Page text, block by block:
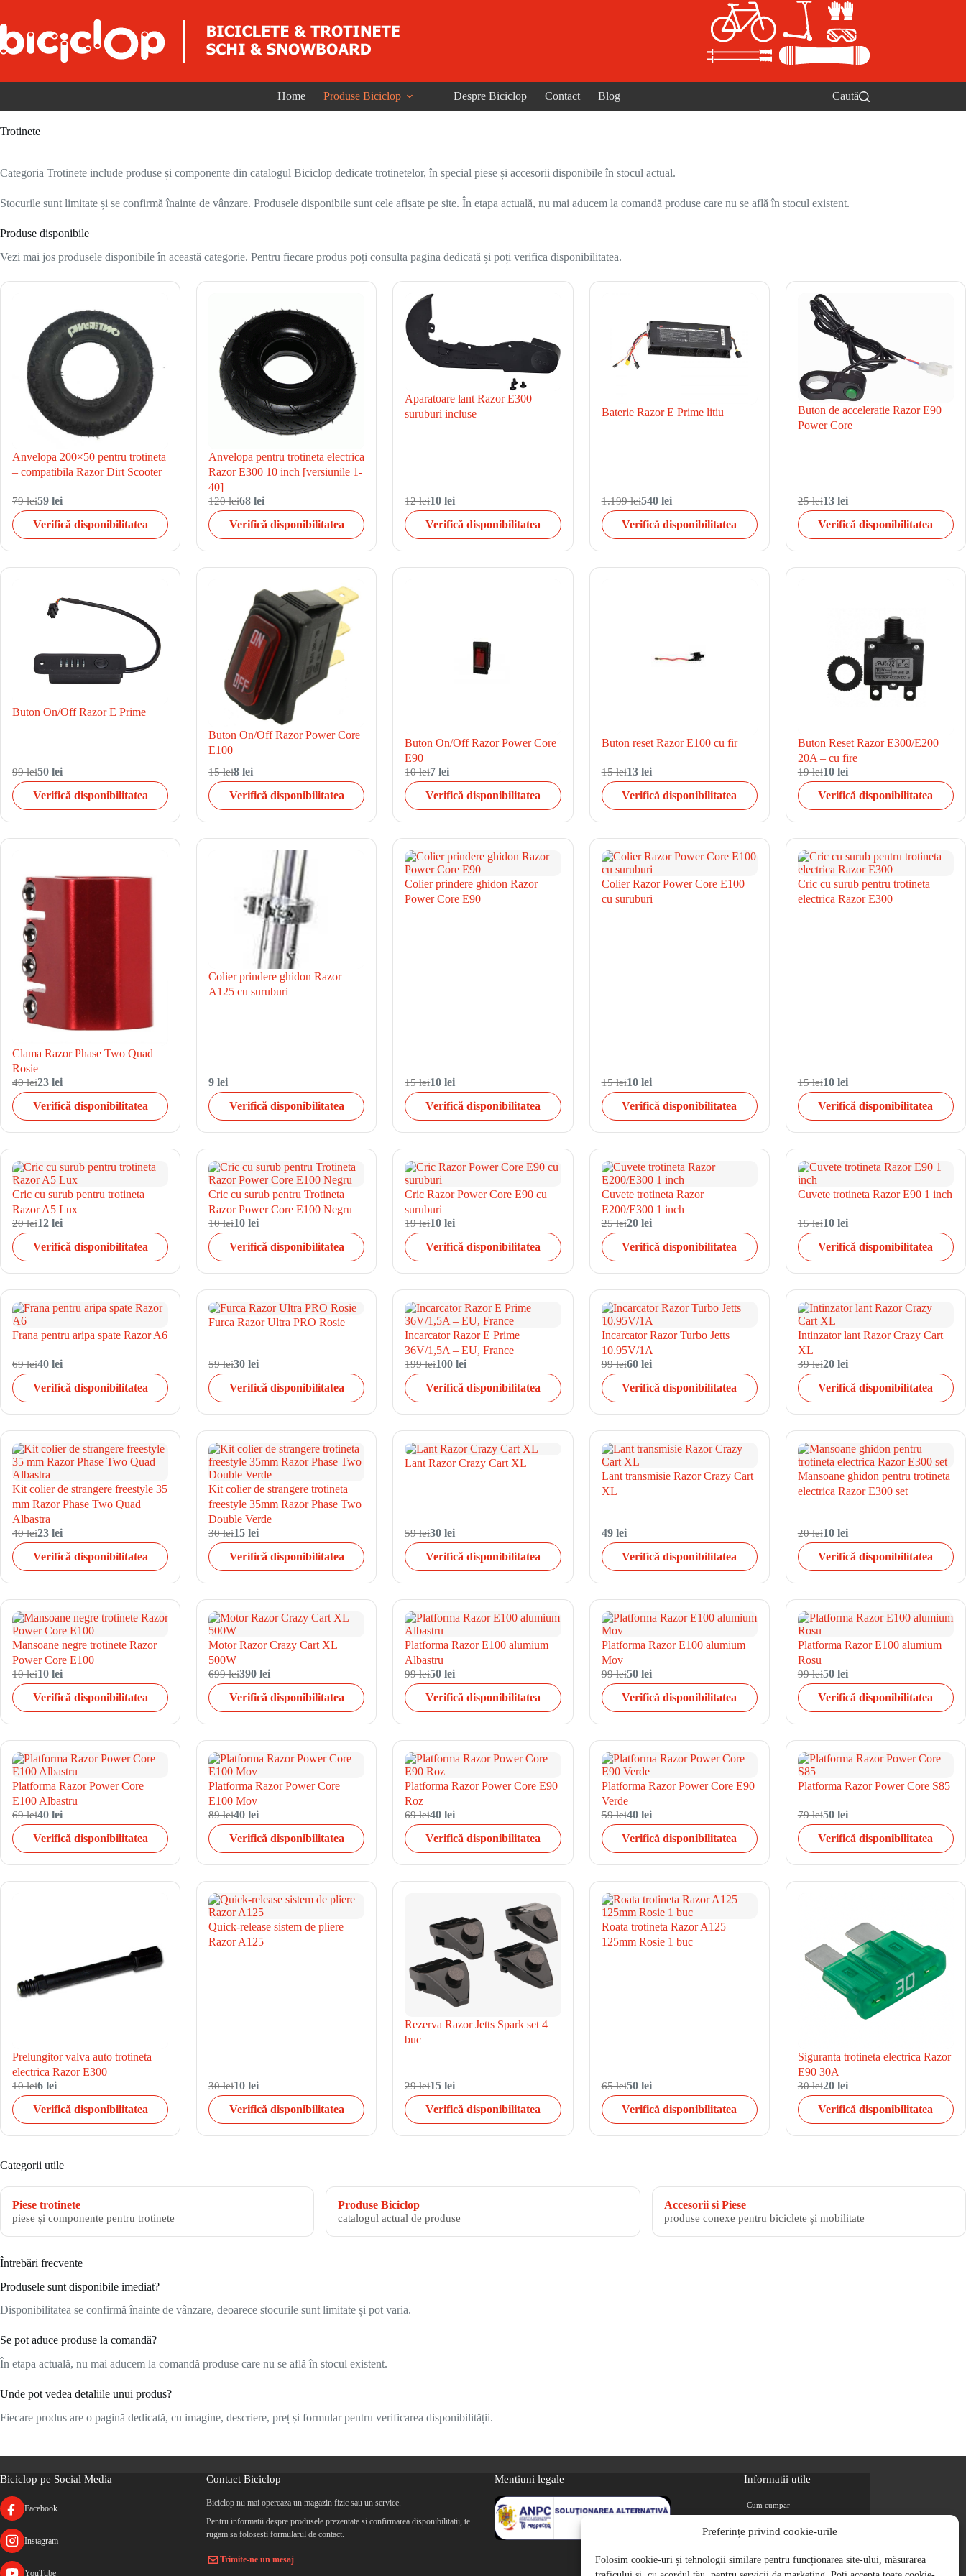
Preferințe privind cookie-urile
Folosim cookie-uri și tehnologii similare pentru funcționarea site-ului, măsurarea
Home Produse Biciclop Despre Biciclop Contact Blog Caută
Trotinete
Categoria Trotinete include produse și componente din catalogul Biciclop dedicate trotinetelor, în special piese și accesorii disponibile în stocul actual.
Stocurile sunt limitate și se confirmă înainte de vânzare. Produsele disponibile sunt cele afișate pe site. În etapa actuală, nu mai aducem la comandă produse care nu se află în stocul existent.
Produse disponibile
Vezi mai jos produsele disponibile în această categorie. Pentru fiecare produs poți consulta pagina dedicată și poți verifica disponibilitatea.
Anvelopa 200×50 pentru trotineta
– compatibila Razor Dirt Scooter
79 lei59 lei
Verifică disponibilitatea
Anvelopa pentru trotineta electrica
Razor E300 10 inch [versiunile 1-
40]
120 lei68 lei
Verifică disponibilitatea
Aparatoare lant Razor E300 –
suruburi incluse
12 lei10 lei
Verifică disponibilitatea
Baterie Razor E Prime litiu
1.199 lei540 lei
Verifică disponibilitatea
Buton de acceleratie Razor E90
Power Core
25 lei13 lei
Verifică disponibilitatea
Buton On/Off Razor E Prime
99 lei50 lei
Verifică disponibilitatea
Buton On/Off Razor Power Core
E100
15 lei8 lei
Verifică disponibilitatea
Buton On/Off Razor Power Core
E90
10 lei7 lei
Verifică disponibilitatea
Buton reset Razor E100 cu fir
15 lei13 lei
Verifică disponibilitatea
Buton Reset Razor E300/E200
20A – cu fire
19 lei10 lei
Verifică disponibilitatea
Clama Razor Phase Two Quad
Rosie
40 lei23 lei
Verifică disponibilitatea
Colier prindere ghidon Razor
A125 cu suruburi
9 lei
Verifică disponibilitatea
Colier prindere ghidon Razor
Power Core E90
15 lei10 lei
Verifică disponibilitatea
Colier Razor Power Core E100
cu suruburi
15 lei10 lei
Verifică disponibilitatea
Cric cu surub pentru trotineta
electrica Razor E300
15 lei10 lei
Verifică disponibilitatea
Cric cu surub pentru trotineta
Razor A5 Lux
20 lei12 lei
Verifică disponibilitatea
Cric cu surub pentru Trotineta
Razor Power Core E100 Negru
10 lei10 lei
Verifică disponibilitatea
Cric Razor Power Core E90 cu
suruburi
19 lei10 lei
Verifică disponibilitatea
Cuvete trotineta Razor
E200/E300 1 inch
25 lei20 lei
Verifică disponibilitatea
Cuvete trotineta Razor E90 1 inch
15 lei10 lei
Verifică disponibilitatea
Frana pentru aripa spate Razor A6
69 lei40 lei
Verifică disponibilitatea
Furca Razor Ultra PRO Rosie
59 lei30 lei
Verifică disponibilitatea
Incarcator Razor E Prime
36V/1,5A – EU, France
199 lei100 lei
Verifică disponibilitatea
Incarcator Razor Turbo Jetts
10.95V/1A
99 lei60 lei
Verifică disponibilitatea
Intinzator lant Razor Crazy Cart
XL
39 lei20 lei
Verifică disponibilitatea
Kit colier de strangere freestyle 35
mm Razor Phase Two Quad
Albastra
40 lei23 lei
Verifică disponibilitatea
Kit colier de strangere trotineta
freestyle 35mm Razor Phase Two
Double Verde
30 lei15 lei
Verifică disponibilitatea
Lant Razor Crazy Cart XL
59 lei30 lei
Verifică disponibilitatea
Lant transmisie Razor Crazy Cart
XL
49 lei
Verifică disponibilitatea
Mansoane ghidon pentru trotineta
electrica Razor E300 set
20 lei10 lei
Verifică disponibilitatea
Mansoane negre trotinete Razor
Power Core E100
10 lei10 lei
Verifică disponibilitatea
Motor Razor Crazy Cart XL
500W
699 lei390 lei
Verifică disponibilitatea
Platforma Razor E100 alumium
Albastru
99 lei50 lei
Verifică disponibilitatea
Platforma Razor E100 alumium
Mov
99 lei50 lei
Verifică disponibilitatea
Platforma Razor E100 alumium
Rosu
99 lei50 lei
Verifică disponibilitatea
Platforma Razor Power Core
E100 Albastru
69 lei40 lei
Verifică disponibilitatea
Platforma Razor Power Core
E100 Mov
89 lei40 lei
Verifică disponibilitatea
Platforma Razor Power Core E90
Roz
69 lei40 lei
Verifică disponibilitatea
Platforma Razor Power Core E90
Verde
59 lei40 lei
Verifică disponibilitatea
Platforma Razor Power Core S85
79 lei50 lei
Verifică disponibilitatea
Prelungitor valva auto trotineta
electrica Razor E300
10 lei6 lei
Verifică disponibilitatea
Quick-release sistem de pliere
Razor A125
30 lei10 lei
Verifică disponibilitatea
Rezerva Razor Jetts Spark set 4
buc
29 lei15 lei
Verifică disponibilitatea
Roata trotineta Razor A125
125mm Rosie 1 buc
65 lei50 lei
Verifică disponibilitatea
Siguranta trotineta electrica Razor
E90 30A
30 lei20 lei
Verifică disponibilitatea
Categorii utile
Piese trotinete
piese și componente pentru trotinete
Produse Biciclop
catalogul actual de produse
Accesorii si Piese
produse conexe pentru biciclete și mobilitate
Întrebări frecvente
Produsele sunt disponibile imediat?
Disponibilitatea se confirmă înainte de vânzare, deoarece stocurile sunt limitate și pot varia.
Se pot aduce produse la comandă?
În etapa actuală, nu mai aducem la comandă produse care nu se află în stocul existent.
Unde pot vedea detaliile unui produs?
Fiecare produs are o pagină dedicată, cu imagine, descriere, preț și formular pentru verificarea disponibilității.
Biciclop pe Social Media
Facebook
Instagram
YouTube
Contact Biciclop
Biciclop nu mai opereaza un magazin fizic sau un service.
Pentru informatii despre produsele prezentate si confirmarea disponibilitatii, te
rugam sa folosesti formularul de contact.
Trimite-ne un mesaj
Mentiuni legale Informatii utile
Cum cumpar
Magazine partenere